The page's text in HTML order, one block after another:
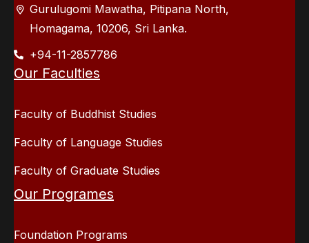
Gurulugomi Mawatha, Pitipana North,
Homagama, 10206, Sri Lanka.
+94-11-2857786
Our Faculties
Faculty of Buddhist Studies
Faculty of Language Studies
Faculty of Graduate Studies
Our Programes
Foundation Programs